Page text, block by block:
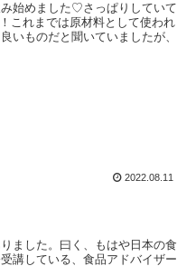
始めました♡さっぱりしていて
これまでは原材料として使われ
いものだと聞いていましたが、
2022.08.11
ました。曰く、もはや日本の食
講している、食品アドバイザー